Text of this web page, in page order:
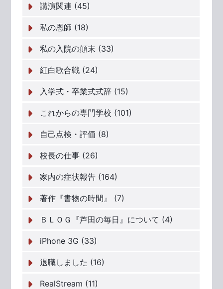
講演関連 (45)
私の恩師 (18)
私の入院の顛末 (33)
紅白歌合戦 (24)
入学式・卒業式式辞 (15)
これからの専門学校 (101)
自己点検・評価 (8)
校長の仕事 (26)
家内の症状報告 (164)
著作『書物の時間』 (7)
ＢＬＯＧ『芦田の毎日』について (4)
iPhone 3G (33)
退職しました (16)
RealStream (11)